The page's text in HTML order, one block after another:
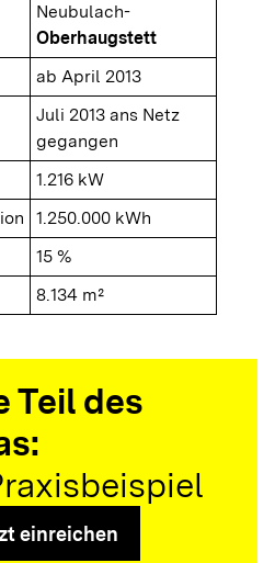
Neubulach-
Oberhaugstett
ab April 2013
Juli 2013 ans Netz
gegangen
1.216 kW
1.250.000 kWh
15 %
8.134 m²
Teil des
einreichen